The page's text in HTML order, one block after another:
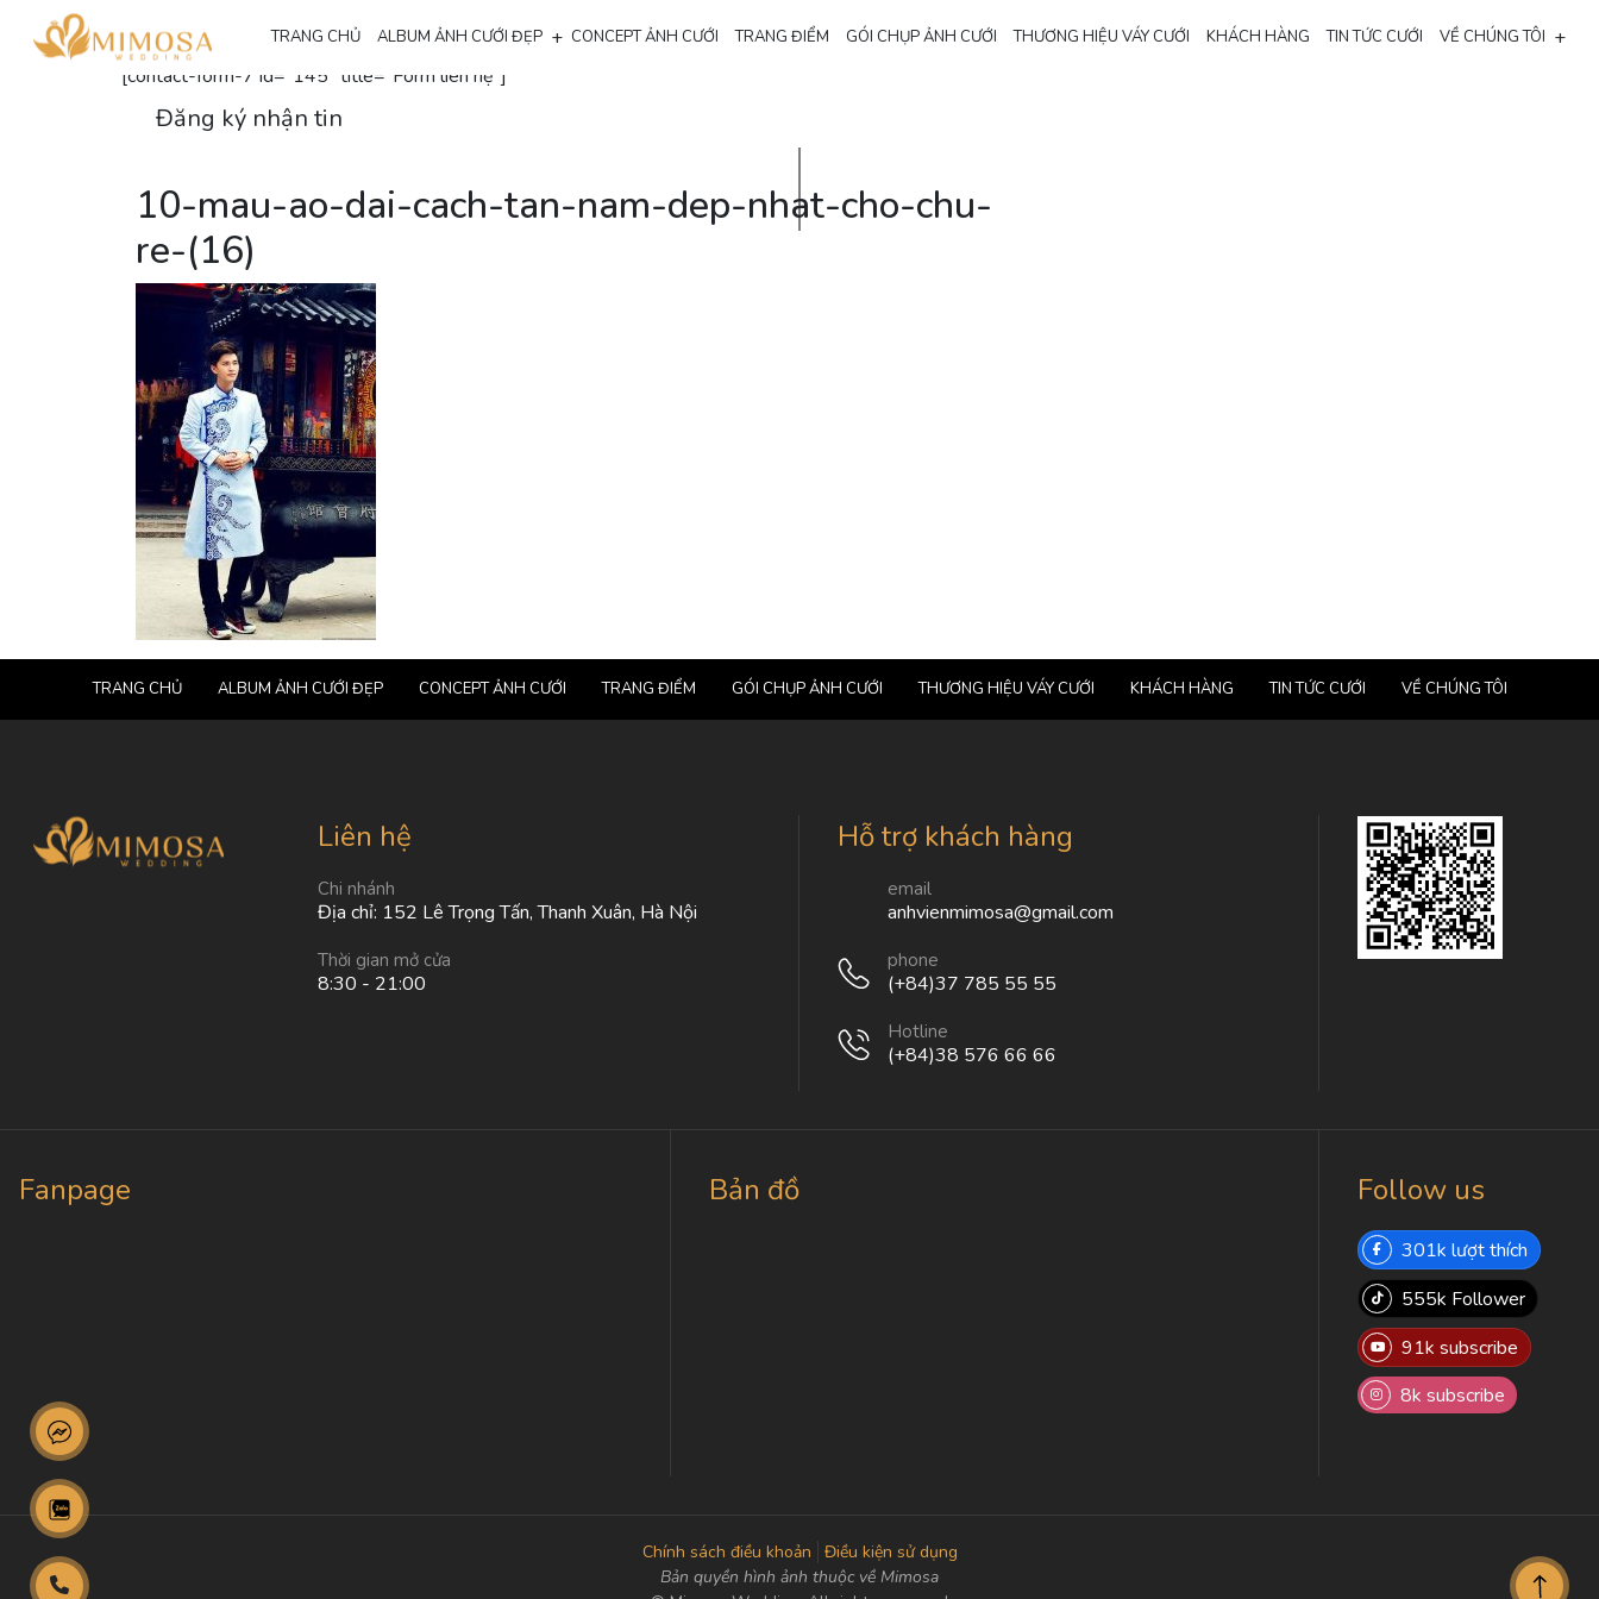
TRANG CHỦ ALBUM ẢNH CƯỚI ĐẸP + CONCEPT ẢNH CƯỚI TRANG ĐIỂM GÓI CHỤP ẢNH CƯỚI THƯƠNG HIỆU VÁY CƯỚI KHÁCH HÀNG TIN TỨC CƯỚI VỀ CHÚNG TÔI +
Đăng ký nhận thông tin
[contact-form-7 id="145" title="Form liên hệ"]
Đăng ký nhận tin
10-mau-ao-dai-cach-tan-nam-dep-nhat-cho-chu-
re-(16)
TRANG CHỦ ALBUM ẢNH CƯỚI ĐẸP CONCEPT ẢNH CƯỚI TRANG ĐIỂM GÓI CHỤP ẢNH CƯỚI THƯƠNG HIỆU VÁY CƯỚI KHÁCH HÀNG TIN TỨC CƯỚI VỀ CHÚNG TÔI
Liên hệ
Chi nhánh
Địa chỉ: 152 Lê Trọng Tấn, Thanh Xuân, Hà Nội
Thời gian mở cửa
8:30 - 21:00
Hỗ trợ khách hàng
email
anhvienmimosa@gmail.com
phone
(+84)37 785 55 55
Hotline
(+84)38 576 66 66
Fanpage Bản đồ Follow us
301k lượt thích
555k Follower
91k subscribe
8k subscribe
Chính sách điều khoản
Điều kiện sử dụng
Bản quyền hình ảnh thuộc về Mimosa